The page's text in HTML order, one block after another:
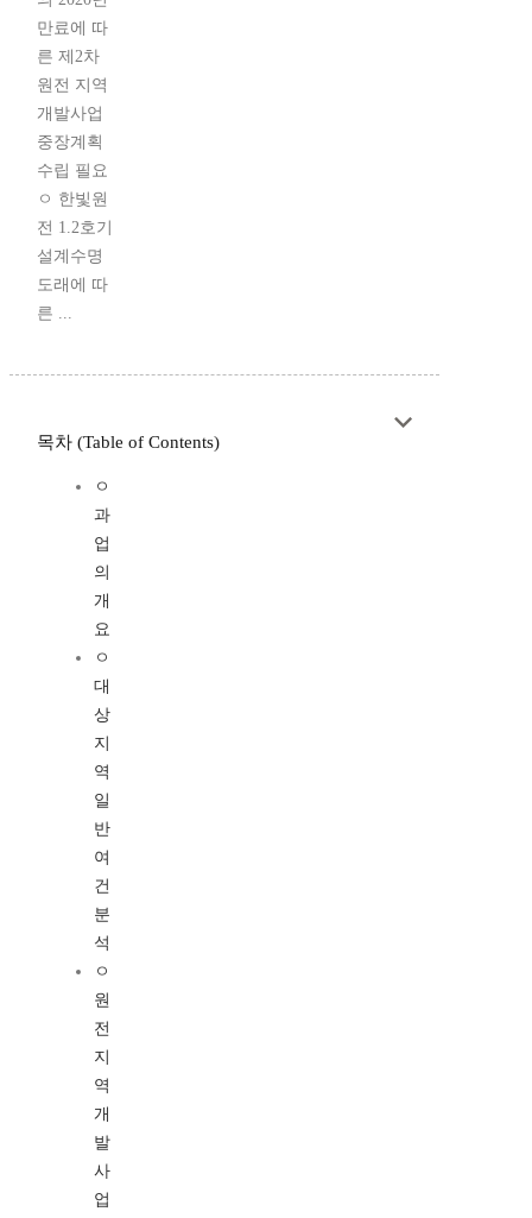
만료에 따
른 제2차
원전 지역
개발사업
중장계획
수립 필요
ㅇ 한빛원
전 1.2호기
설계수명
도래에 따
른 ...
목차 (Table of Contents)
ㅇ
과
업
의
개
요
ㅇ
대
상
지
역
일
반
여
건
분
석
ㅇ
원
전
지
역
개
발
사
업